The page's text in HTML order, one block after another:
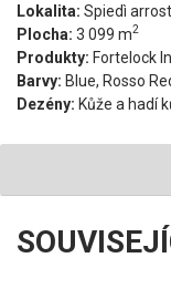
Lokalita: Spiedì
Plocha: 3 099 m2
Produkty: Fortelock
Barvy: Blue, Rosso
Dezény: Kůže a hadí